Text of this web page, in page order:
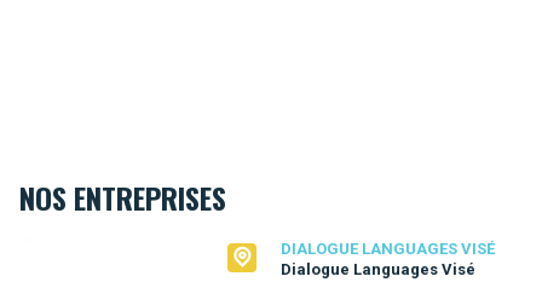
NOS ENTREPRISES
DIALOGUE LANGUAGES VISÉ
Dialogue Languages Visé
Dialogue Languages Visé